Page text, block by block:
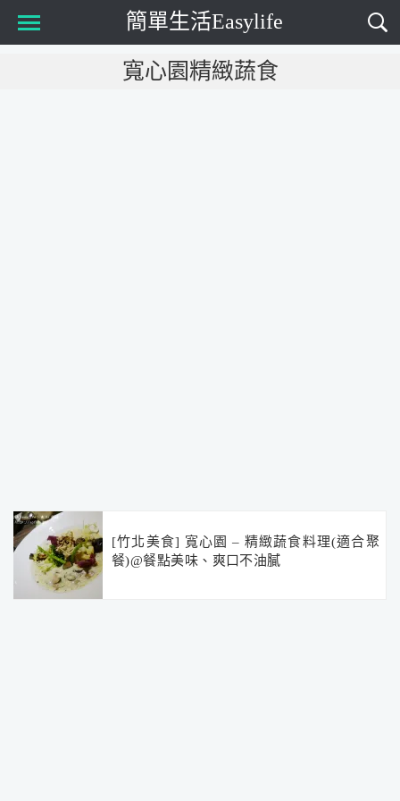
簡單生活Easylife
寬心園精緻蔬食
[竹北美食] 寬心園 – 精緻蔬食料理(適合聚
餐)@餐點美味、爽口不油膩